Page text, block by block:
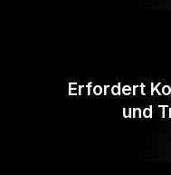
Erfordert
und